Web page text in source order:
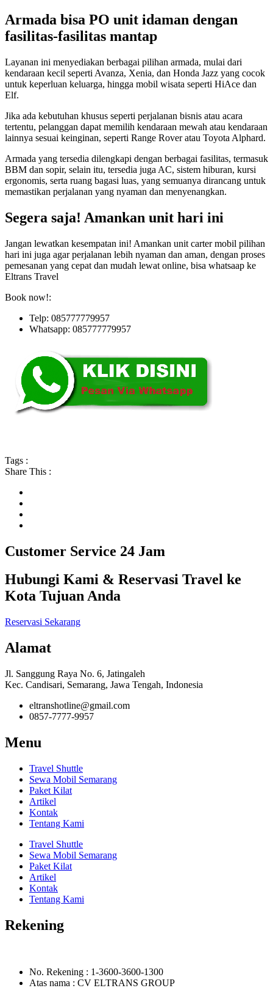
Armada bisa PO unit idaman dengan
fasilitas-fasilitas mantap
Layanan ini menyediakan berbagai pilihan armada, mulai dari
kendaraan kecil seperti Avanza, Xenia, dan Honda Jazz yang cocok
untuk keperluan keluarga, hingga mobil wisata seperti HiAce dan
Elf.
Jika ada kebutuhan khusus seperti perjalanan bisnis atau acara
tertentu, pelanggan dapat memilih kendaraan mewah atau kendaraan
lainnya sesuai keinginan, seperti Range Rover atau Toyota Alphard.
Armada yang tersedia dilengkapi dengan berbagai fasilitas, termasuk
BBM dan sopir, selain itu, tersedia juga AC, sistem hiburan, kursi
ergonomis, serta ruang bagasi luas, yang semuanya dirancang untuk
memastikan perjalanan yang nyaman dan menyenangkan.
Segera saja! Amankan unit hari ini
Jangan lewatkan kesempatan ini! Amankan unit carter mobil pilihan
hari ini juga agar perjalanan lebih nyaman dan aman, dengan proses
pemesanan yang cepat dan mudah lewat online, bisa whatsaap ke
Eltrans Travel
Book now!:
Telp: 085777779957
Whatsapp: 085777779957
Tags :
Share This :
Customer Service 24 Jam
Hubungi Kami & Reservasi Travel ke
Kota Tujuan Anda
Reservasi Sekarang
Alamat
Jl. Sanggung Raya No. 6, Jatingaleh
Kec. Candisari, Semarang, Jawa Tengah, Indonesia
eltranshotline@gmail.com
0857-7777-9957
Menu
Travel Shuttle
Sewa Mobil Semarang
Paket Kilat
Artikel
Kontak
Tentang Kami
Travel Shuttle
Sewa Mobil Semarang
Paket Kilat
Artikel
Kontak
Tentang Kami
Rekening
No. Rekening : 1-3600-3600-1300
Atas nama : CV ELTRANS GROUP